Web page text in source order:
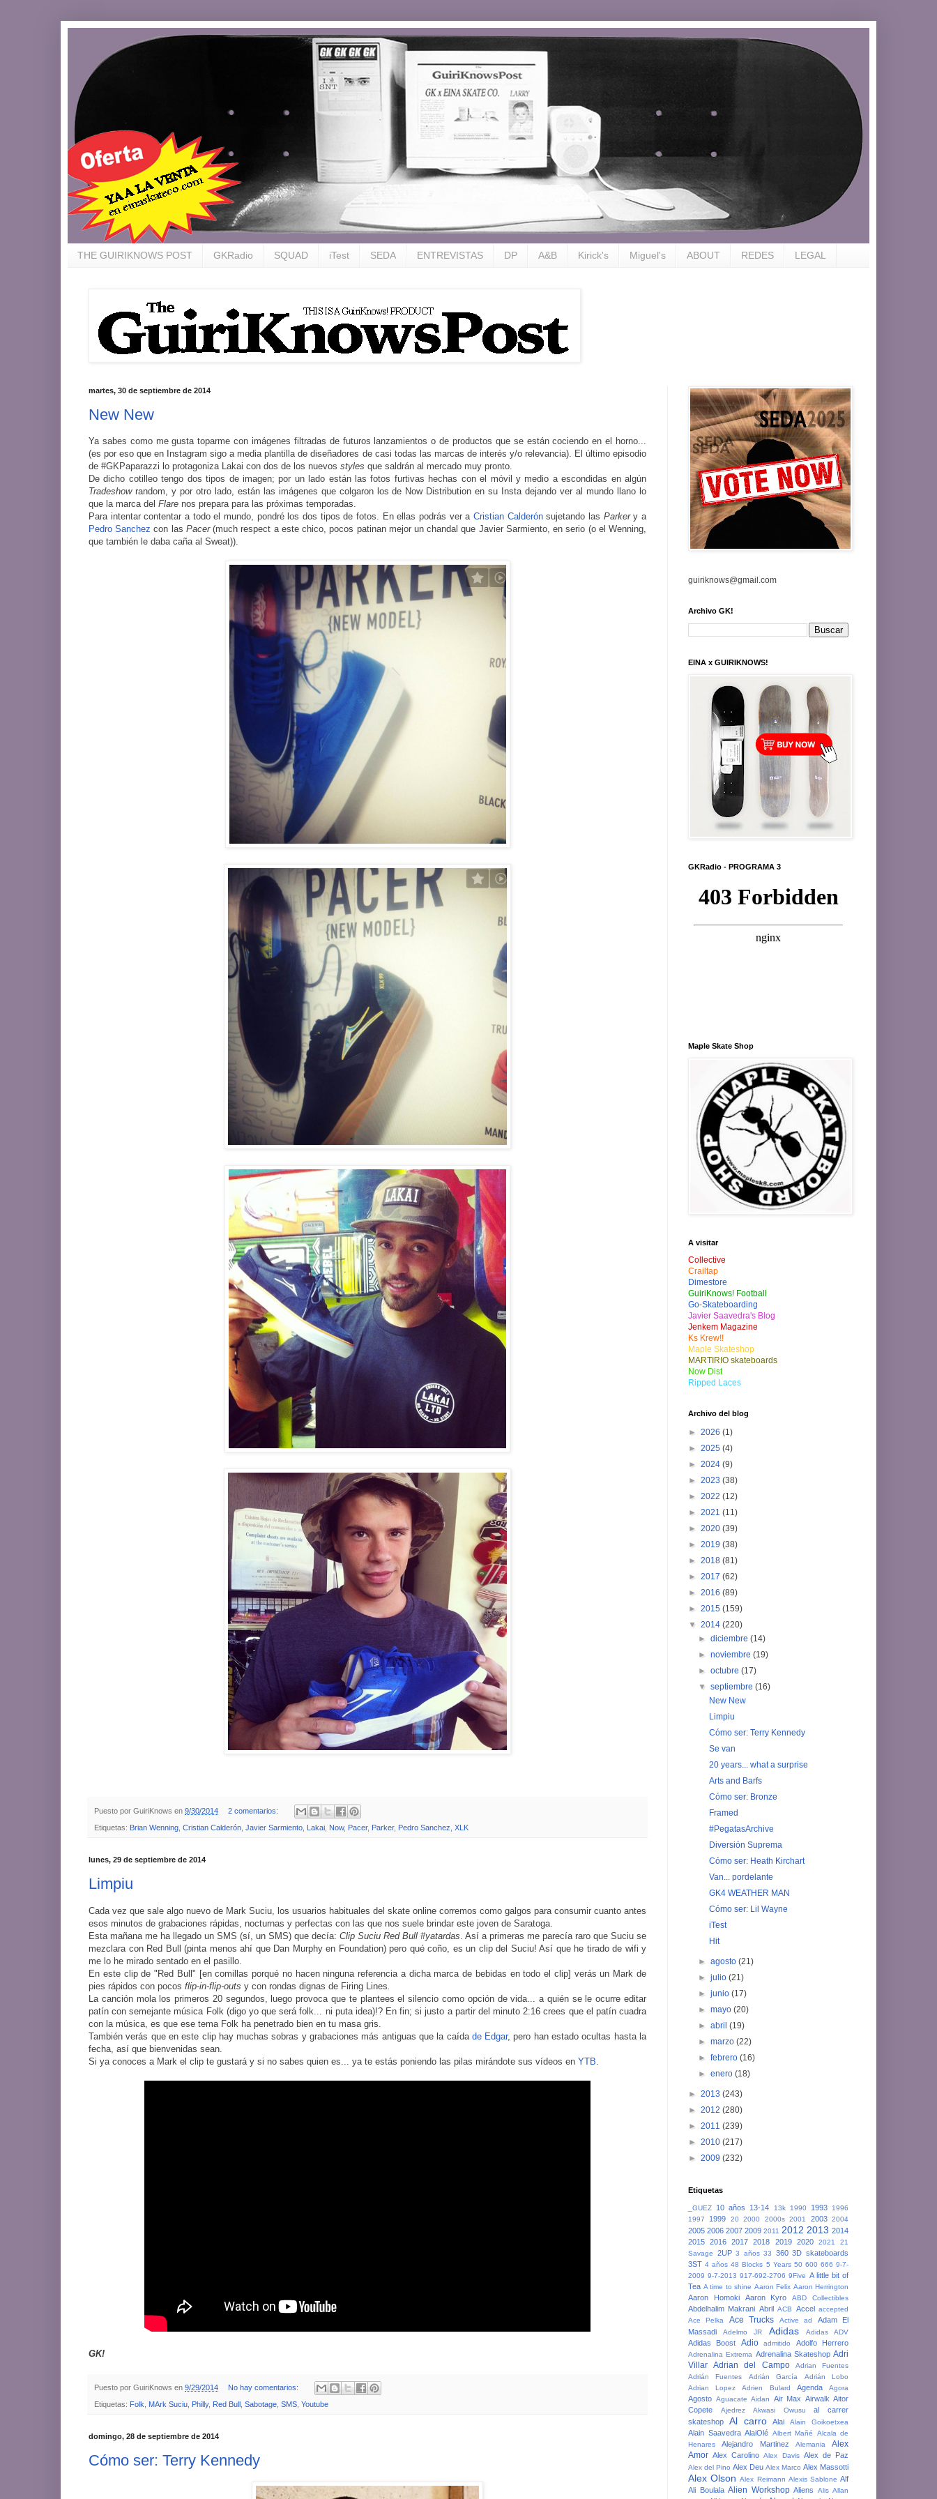
THE GUIRIKNOWS POST GKRadio SQUAD iTest SEDA ENTREVISTAS DP A&B Kirick's Miguel's ABOUT REDES LEGAL
martes, 30 de septiembre de 2014
New New
Ya sabes como me gusta toparme con imágenes filtradas de futuros lanzamientos o de productos que se están cociendo en el horno...
(es por eso que en Instagram sigo a media plantilla de diseñadores de casi todas las marcas de interés y/o relevancia). El último episodio
de #GKPaparazzi lo protagoniza Lakai con dos de los nuevos styles que saldrán al mercado muy pronto.
De dicho cotilleo tengo dos tipos de imagen; por un lado están las fotos furtivas hechas con el móvil y medio a escondidas en algún
Tradeshowrandom, y por otro lado, están las imágenes que colgaron los de Now Distribution en su Insta dejando ver al mundo llano lo
que la marca del Flare nos prepara para las próximas temporadas.
Para intentar contentar a todo el mundo, pondré los dos tipos de fotos. En ellas podrás ver a Cristian Calderónsujetando las Parkery a
Pedro Sanchezcon las Pacer(much respect a este chico, pocos patinan mejor un chandal que Javier Sarmiento, en serio (o el Wenning,
que también le daba caña al Sweat)).
Puesto por GuiriKnows en 9/30/2014 2 comentarios:
Etiquetas: Brian Wenning Cristian Calderón Javier Sarmiento Lakai Now, Pacer, Parker, Pedro Sanchez XLK
lunes, 29 de septiembre de 2014
Limpiu
Cada vez que sale algo nuevo de Mark Suciu, los usuarios habituales del skate online corremos como galgos para consumir cuanto antes
esos minutos de grabaciones rápidas, nocturnas y perfectas con las que nos suele brindar este joven de Saratoga.
Esta mañana me ha llegado un SMS (sí, un SMS) que decía: Clip Suciu Red Bull #yatardas . Así a primeras me parecía raro que Suciu se
mezclara con Red Bull (pinta menos ahí que Dan Murphy en Foundation) pero qué coño, es un clip del Suciu! Así que he tirado de wifi y
me lo he mirado sentado en el pasillo.
En este clip de "Red Bull" [en comillas porqué no hacen ninguna referencia a dicha marca de bebidas en todo el clip] verás un Mark de
pies rápidos con pocos flip-in-flip-outs y con rondas dignas de Firing Lines
La canción mola los primeros 20 segundos, luego provoca que te plantees el silencio como opción de vida... a quién se le ocurre editar
patín con semejante música Folk (digo yo que será folk... ni puta idea)!? En fin; si justo a partir del minuto 2:16 crees que el patín cuadra
con la música, es que ese tema Folk ha penetrado bien en tu masa gris.
También verás que en este clip hay muchas sobras y grabaciones más antiguas que la caída de Edgar, pero han estado ocultas hasta la
fecha, así que bienvenidas sean.
Si ya conoces a Mark el clip te gustará y si no sabes quien es... ya te estás poniendo las pilas mirándote sus vídeos en YTB
GK!
Puesto por GuiriKnows en 9/29/2014 No hay comentarios:
Etiquetas: Folk MArk Suciu Philly, Red Bull Sabotage SMS Youtube
domingo, 28 de septiembre de 2014
Cómo ser: Terry Kennedy
guiriknows@gmail.com
Archivo GK!
EINA x GUIRIKNOWS!
GKRadio - PROGRAMA 3
Maple Skate Shop
A visitar
Collective
Crailtap
Dimestore
GuiriKnows! Football
Go-Skateboarding
Javier Saavedra's Blog
Jenkem Magazine
Ks Krew!!
Maple Skateshop
MARTIRIO skateboards
Now Dist
Ripped Laces
Archivo del blog
► 2026 (1)
► 2025 (4)
► 2024 (9)
► 2023 (38)
► 2022 (12)
► 2021 (11)
► 2020 (39)
► 2019 (38)
► 2018 (81)
► 2017 (62)
► 2016 (89)
► 2015 (159)
▼ 2014 (220)
►diciembre(14)
►noviembre(19)
►octubre(17)
▼septiembre(16)
New New
Limpiu
Cómo ser: Terry Kennedy
Se van
20 years... what a surprise
Arts and Barfs
Cómo ser: Bronze
Framed
#PegatasArchive
Diversión Suprema
Cómo ser: Heath Kirchart
Van... pordelante
GK4 WEATHER MAN
Cómo ser: Lil Wayne
iTest
Hit
►agosto(21)
►julio(21)
►junio(17)
►mayo(20)
►abril(19)
►marzo(22)
►febrero(16)
►enero(18)
► 2013 (243)
► 2012 (280)
► 2011 (239)
► 2010 (217)
► 2009 (232)
Etiquetas
_GUEZ 10 años 13-14 13k 1990 1993
1996
1997
1999 20 2000 2000s 2001 2003 2004
2005 2006 2007 2009 2011 2012 2013 2014
2015 2016 2017 2018 2019 2020 2021
21
Savage
2UP 3 años 33 360 3D skateboards
3ST 4 años 48 Blocks 5 Years 50 600 666 9-7-
2009 9-7-2013 917-692-2706 9Five A little bit of
Tea A time to shine Aaron Felix Aaron Herrington
Aaron Homoki Aaron Kyro ABD Collectibles
Abdelhalim Makrani Abril ACB Accel accepted
Ace Pelka
Ace Trucks Active ad
Adam El
Massadi
Adelmo JR Adidas Adidas ADV
Adidas Boost Adio admitido Adolfo Herrero
Adrenalina Extrema Adrenalina Skateshop Adri
Villar Adrian del Campo
Adrian Fuentes
Adrián Fuentes
Adrián García
Adrián Lobo
Adrian Lopez
Adrien Bulard Agenda Agora
Agosto Aguacate Aidan Air Max Airwalk Aitor
Copete
Ajedrez Akwasi Owusu
al carrer
skateshop
Al carro Alai Alain Goikoetxea
Alain Saavedra AlaiOlé Albert Mañé
Alcala de
Henares
Alejandro Martinez Alemania
Alex
Amor Alex Carolino Alex Davis Alex de Paz
Alex del Pino Alex Deu Alex Marco Alex Massotti
Alex Olson Alex Reimann Alexis Sablone Alf
Ali Boulala Alien Workshop Aliens Alis Allan